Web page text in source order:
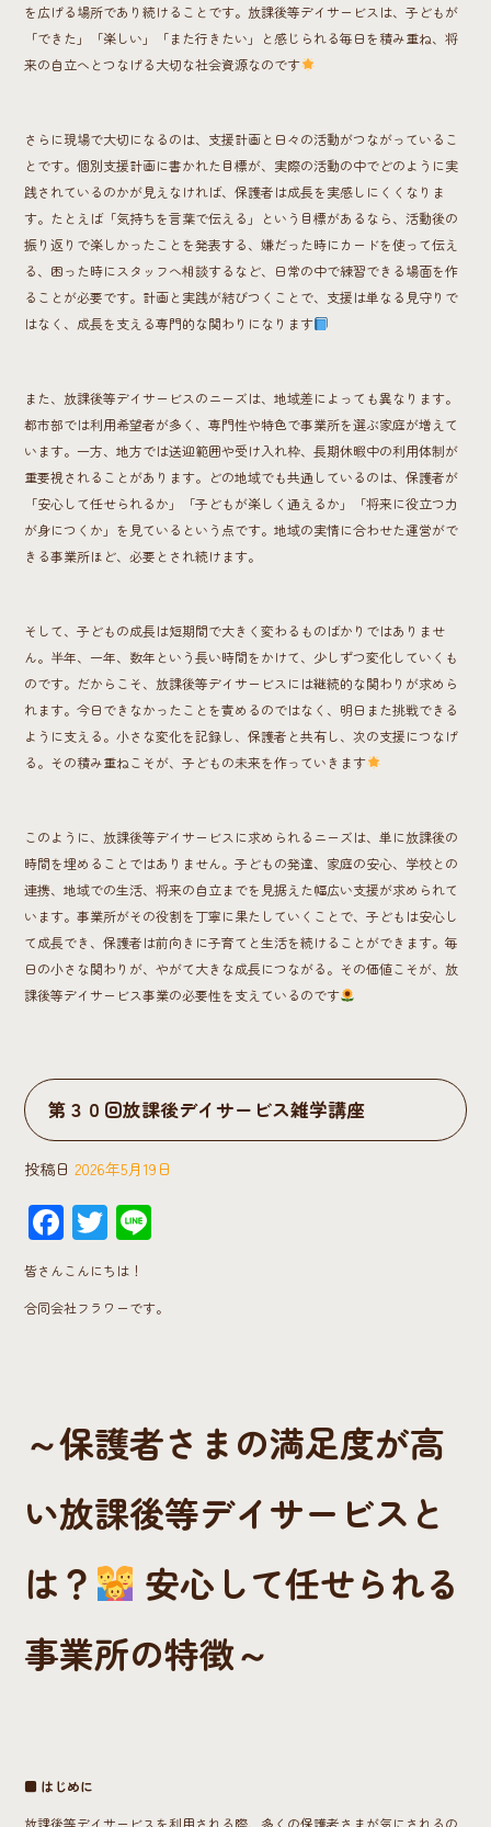
を広げる場所であり続けることです。放課後等デイサービスは、子どもが
「できた」「楽しい」「また行きたい」と感じられる毎日を積み重ね、将
来の自立へとつなげる大切な社会資源なのです
さらに現場で大切になるのは、支援計画と日々の活動がつながっているこ
とです。個別支援計画に書かれた目標が、実際の活動の中でどのように実
践されているのかが見えなければ、保護者は成長を実感しにくくなりま
す。たとえば「気持ちを言葉で伝える」という目標があるなら、活動後の
振り返りで楽しかったことを発表する、嫌だった時にカードを使って伝え
る、困った時にスタッフへ相談するなど、日常の中で練習できる場面を作
ることが必要です。計画と実践が結びつくことで、支援は単なる見守りで
はなく、成長を支える専門的な関わりになります
また、放課後等デイサービスのニーズは、地域差によっても異なります。
都市部では利用希望者が多く、専門性や特色で事業所を選ぶ家庭が増えて
います。一方、地方では送迎範囲や受け入れ枠、長期休暇中の利用体制が
重要視されることがあります。どの地域でも共通しているのは、保護者が
「安心して任せられるか」「子どもが楽しく通えるか」「将来に役立つ力
が身につくか」を見ているという点です。地域の実情に合わせた運営がで
きる事業所ほど、必要とされ続けます。
そして、子どもの成長は短期間で大きく変わるものばかりではありませ
ん。半年、一年、数年という長い時間をかけて、少しずつ変化していくも
のです。だからこそ、放課後等デイサービスには継続的な関わりが求めら
れます。今日できなかったことを責めるのではなく、明日また挑戦できる
ように支える。小さな変化を記録し、保護者と共有し、次の支援につなげ
る。その積み重ねこそが、子どもの未来を作っていきます
このように、放課後等デイサービスに求められるニーズは、単に放課後の
時間を埋めることではありません。子どもの発達、家庭の安心、学校との
連携、地域での生活、将来の自立までを見据えた幅広い支援が求められて
います。事業所がその役割を丁寧に果たしていくことで、子どもは安心し
て成長でき、保護者は前向きに子育てと生活を続けることができます。毎
日の小さな関わりが、やがて大きな成長につながる。その価値こそが、放
課後等デイサービス事業の必要性を支えているのです
第３０回放課後デイサービス雑学講座
投稿日 2026年5月19日
F
ac
e
b
T
wi
tt
er
皆さんこんにちは！
合同会社フラワーです。
～保護者さまの満足度が高
い放課後等デイサービスと
は？
安心して任せられる
事業所の特徴～
■ はじめに
放課後等デイサービスを利用される際、多くの保護者さまが気にされるの